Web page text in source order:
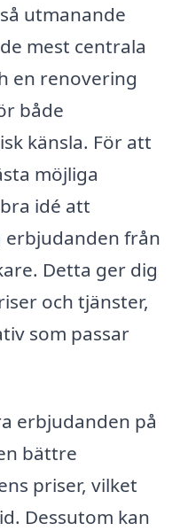
utmanande
mest centrala
en renovering
både
känsla. För att
möjliga
idé att
erbjudanden från
Detta ger dig
och tjänster,
som passar
erbjudanden på
bättre
priser, vilket
Dessutom kan